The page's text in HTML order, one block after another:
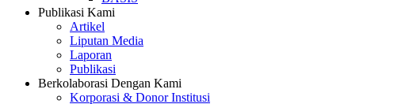
Publikasi Kami
Artikel
Liputan Media
Laporan
Publikasi
Berkolaborasi Dengan Kami
Korporasi & Donor Institusi